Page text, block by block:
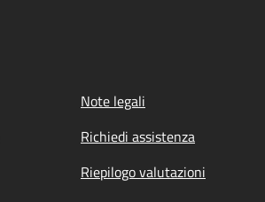
Note legali
Richiedi assistenza
Riepilogo valutazioni